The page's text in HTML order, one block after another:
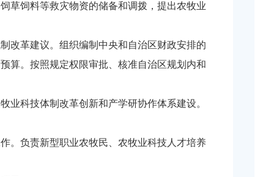
饲料等救灾物资的储备和调拨，提出农牧业
革建议。组织编制中央和自治区财政安排的
算。按照规定权限审批、核准自治区规划内和
科技体制改革创新和产学研协作体系建设。
负责新型职业农牧民、农牧业科技人才培养